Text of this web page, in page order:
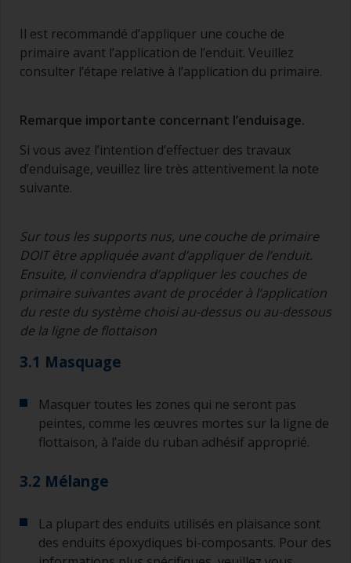
Il est recommandé d’appliquer une couche de
primaire avant l’application de l’enduit. Veuillez
consulter l’étape relative à l’application du primaire.
Remarque importante concernant l’enduisage.
Si vous avez l’intention d’effectuer des travaux
d’enduisage, veuillez lire très attentivement la note
suivante.
Sur tous les supports nus, une couche de primaire
DOIT être appliquée avant d’appliquer de l’enduit.
Ensuite, il conviendra d’appliquer les couches de
primaire suivantes avant de procéder à l’application
du reste du système choisi au-dessus ou au-dessous
de la ligne de flottaison
3.1 Masquage
Masquer toutes les zones qui ne seront pas
peintes, comme les œuvres mortes sur la ligne de
flottaison, à l’aide du ruban adhésif approprié.
3.2 Mélange
La plupart des enduits utilisés en plaisance sont
des enduits époxydiques bi-composants. Pour des